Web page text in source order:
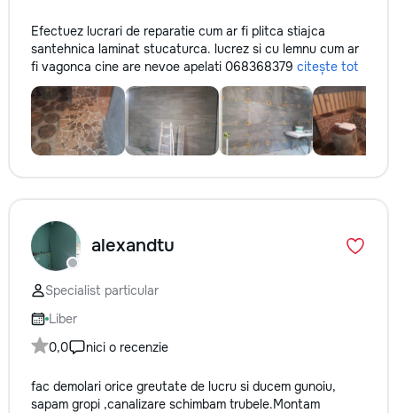
Efectuez lucrari de reparatie cum ar fi plitca stiajca
santehnica laminat stucaturca. lucrez si cu lemnu cum ar
fi vagonca cine are nevoe apelati 068368379 citește tot
alexandtu
Specialist particular
Liber
0,0
nici o recenzie
fac demolari orice greutate de lucru si ducem gunoiu,
sapam gropi ,canalizare schimbam trubele.Montam